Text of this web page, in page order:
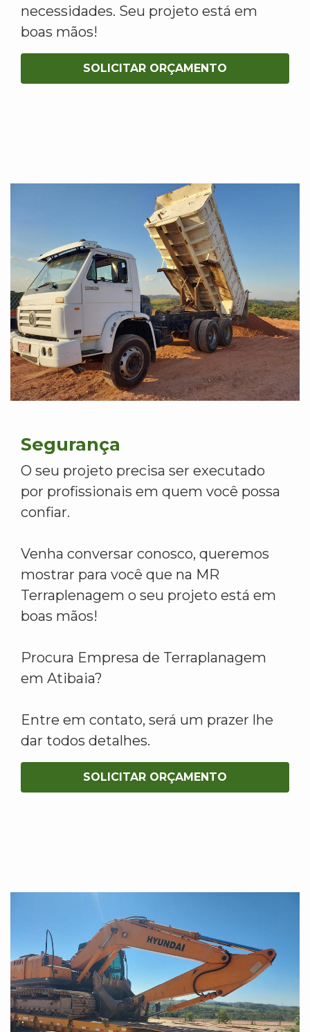
necessidades. Seu projeto está em
boas mãos!
SOLICITAR ORÇAMENTO
Segurança
O seu projeto precisa ser executado
por profissionais em quem você possa
confiar.
Venha conversar conosco, queremos
mostrar para você que na MR
Terraplenagem o seu projeto está em
boas mãos!
Procura Empresa de Terraplanagem
em Atibaia?
Entre em contato, será um prazer lhe
dar todos detalhes.
SOLICITAR ORÇAMENTO